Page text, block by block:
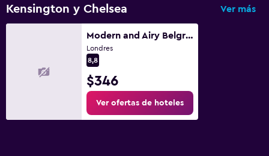
Kensington y Chelsea Ver más
Modern and Airy Belgravia Living
Londres
8,8
$346
Ver ofertas de hoteles